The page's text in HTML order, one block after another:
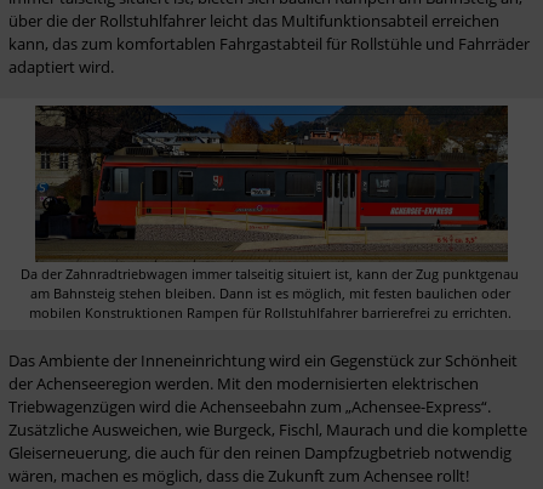
über die der Rollstuhlfahrer leicht das Multifunktionsabteil erreichen
kann, das zum komfortablen Fahrgastabteil für Rollstühle und Fahrräder
adaptiert wird.
Da der Zahnradtriebwagen immer talseitig situiert ist, kann der Zug punktgenau
am Bahnsteig stehen bleiben. Dann ist es möglich, mit festen baulichen oder
mobilen Konstruktionen Rampen für Rollstuhlfahrer barrierefrei zu errichten.
Das Ambiente der Inneneinrichtung wird ein Gegenstück zur Schönheit
der Achenseeregion werden. Mit den modernisierten elektrischen
Triebwagenzügen wird die Achenseebahn zum „Achensee-Express“.
Zusätzliche Ausweichen, wie Burgeck, Fischl, Maurach und die komplette
Gleiserneuerung, die auch für den reinen Dampfzugbetrieb notwendig
wären, machen es möglich, dass die Zukunft zum Achensee rollt!